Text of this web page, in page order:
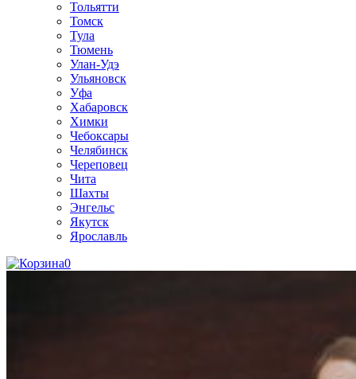
Тольятти
Томск
Тула
Тюмень
Улан-Удэ
Ульяновск
Уфа
Хабаровск
Химки
Чебоксары
Челябинск
Череповец
Чита
Шахты
Энгельс
Якутск
Ярославль
0